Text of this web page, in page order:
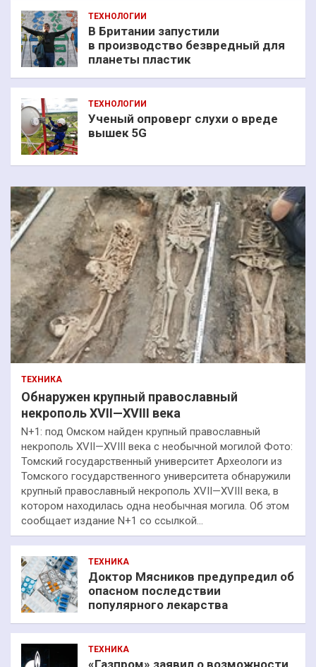
ТЕХНОЛОГИИ
В Британии запустили
в производство безвредный для
планеты пластик
ТЕХНОЛОГИИ
Ученый опроверг слухи о вреде
вышек 5G
ТЕХНИКА
Обнаружен крупный православный
некрополь XVII—XVIII века
N+1: под Омском найден крупный православный
некрополь XVII—XVIII века с необычной могилой Фото:
Томский государственный университет Археологи из
Томского государственного университета обнаружили
крупный православный некрополь XVII—XVIII века, в
котором находилась одна необычная могила. Об этом
сообщает издание N+1 со ссылкой…
ТЕХНИКА
Доктор Мясников предупредил об
опасном последствии
популярного лекарства
ТЕХНИКА